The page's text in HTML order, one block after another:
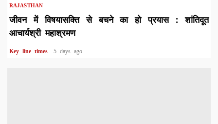
RAJASTHAN
जीवन में विषयासक्ति से बचने का हो प्रयास : शांतिदूत
आचार्यश्री महाश्रमण
Key line times 5 days ago